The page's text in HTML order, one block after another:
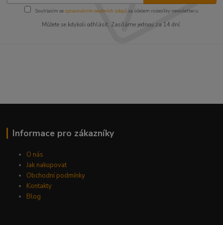
Souhlasím se zpracováním osobních údajůza účelem rozesílky newsletteru.
Můžete se kdykoli odhlásit. Zasíláme jednou za 14 dní.
Informace pro zákazníky
O nás
Jak nakupovat
Obchodní podmínky
Kontakty
Blog